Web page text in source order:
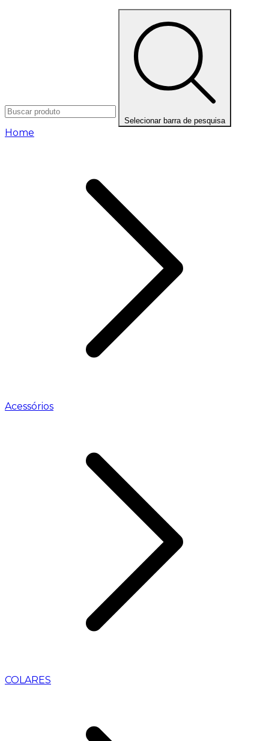
Selecionar barra de pesquisa
Home
Acessórios
COLARES